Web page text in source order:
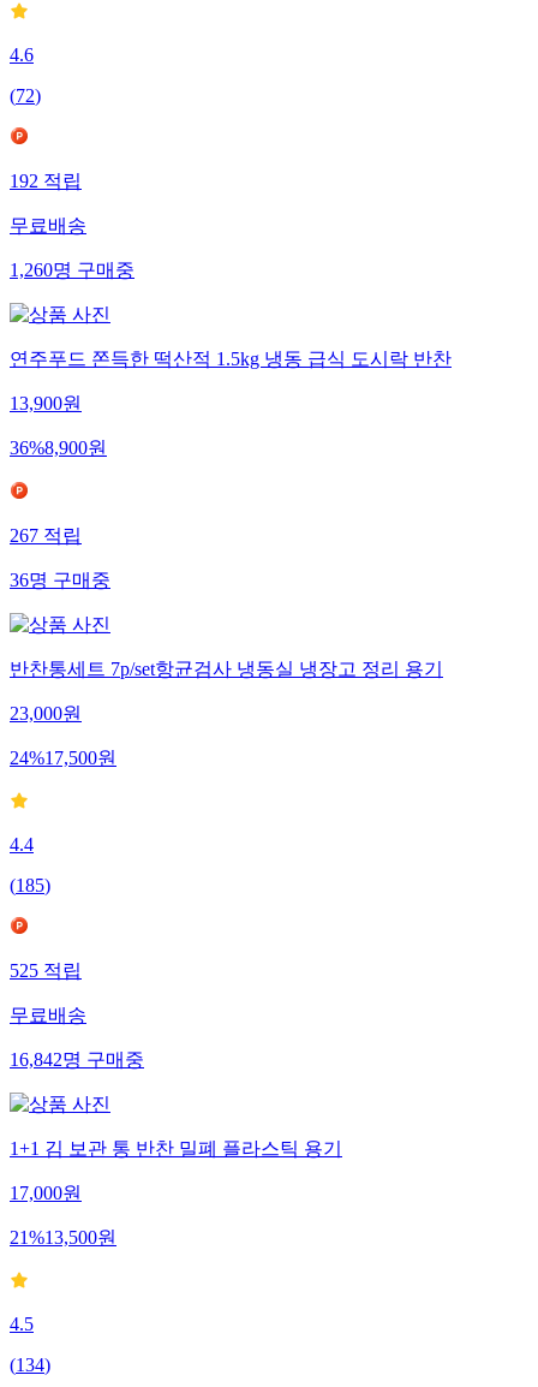
4.6
(72)
192적립
무료배송
1,260명구매중
연주푸드 쫀득한 떡산적 1.5kg 냉동 급식 도시락 반찬
13,900원
36%8,900원
267적립
36명구매중
반찬통세트 7p/set항균검사 냉동실 냉장고 정리 용기
23,000원
24%17,500원
4.4
(185)
525적립
무료배송
16,842명구매중
1+1 김 보관 통 반찬 밀폐 플라스틱 용기
17,000원
21%13,500원
4.5
(134)